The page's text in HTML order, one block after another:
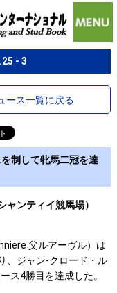
- 3
ース一覧に戻る
制して牝馬二冠を達
ンティイ競馬場）
父ルアーヴル）は
、ジャン-クロード・ル
ス4勝目を達成した。